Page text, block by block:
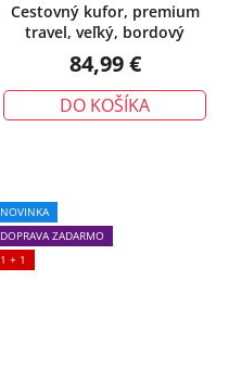
Cestovný kufor, premium
travel, veľký, bordový
84,99 €
DO KOŠÍKA
NOVINKA
DOPRAVA ZADARMO
1 + 1